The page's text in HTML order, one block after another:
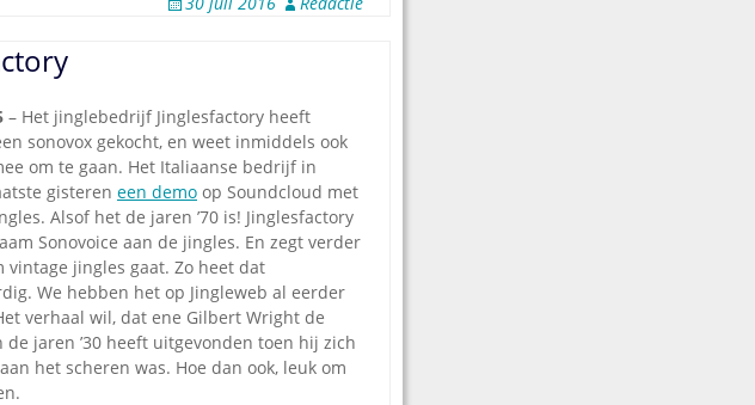
– Het jinglebedrijf Jinglesfactory heeft
sonovox gekocht, en weet inmiddels ook
om te gaan. Het Italiaanse bedrijf in
gisteren een demo op Soundcloud met
Alsof het de jaren ’70 is! Jinglesfactory
Sonovoice aan de jingles. En zegt verder
vintage jingles gaat. Zo heet dat
We hebben het op Jingleweb al eerder
verhaal wil, dat ene Gilbert Wright de
de jaren ’30 heeft uitgevonden toen hij zich
het scheren was. Hoe dan ook, leuk om